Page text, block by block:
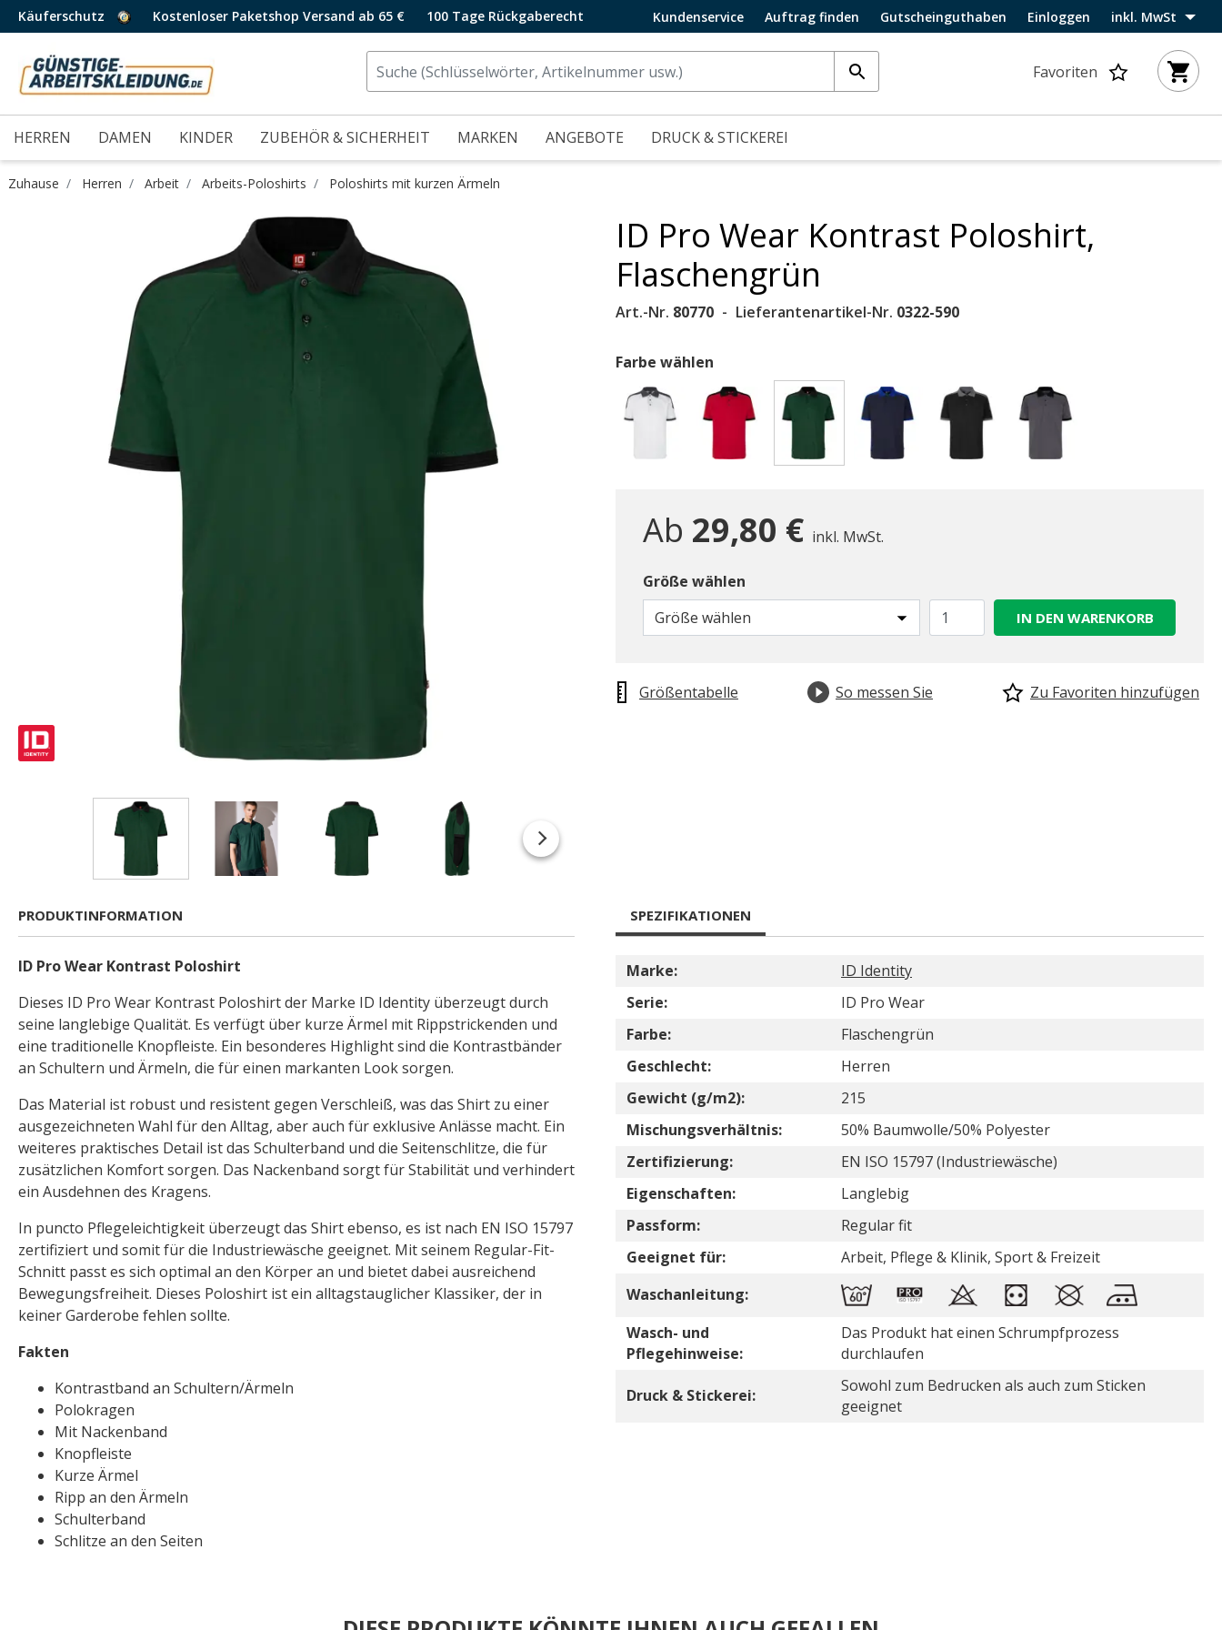
Käuferschutz Kostenloser Paketshop Versand ab 65 € 100 Tage Rückgaberecht Kundenservice Auftrag finden Gutscheinguthaben Einloggen inkl. MwSt
Favoriten
HERREN DAMEN KINDER ZUBEHÖR & SICHERHEIT MARKEN ANGEBOTE DRUCK & STICKEREI
Zuhause Herren Arbeit Arbeits-Poloshirts Poloshirts mit kurzen Ärmeln
ID Pro Wear Kontrast Poloshirt,
Flaschengrün
Art.-Nr. 80770 Lieferantenartikel-Nr. 0322-590
Farbe wählen
Ab 29,80 € inkl. MwSt.
Größe wählen
Größe wählen
IN DEN WARENKORB
Größentabelle So messen Sie Zu Favoriten hinzufügen
PRODUKTINFORMATION
ID Pro Wear Kontrast Poloshirt
Dieses ID Pro Wear Kontrast Poloshirt der Marke ID Identity überzeugt durch
seine langlebige Qualität. Es verfügt über kurze Ärmel mit Rippstrickenden und
eine traditionelle Knopfleiste. Ein besonderes Highlight sind die Kontrastbänder
an Schultern und Ärmeln, die für einen markanten Look sorgen.
Das Material ist robust und resistent gegen Verschleiß, was das Shirt zu einer
ausgezeichneten Wahl für den Alltag, aber auch für exklusive Anlässe macht. Ein
weiteres praktisches Detail ist das Schulterband und die Seitenschlitze, die für
zusätzlichen Komfort sorgen. Das Nackenband sorgt für Stabilität und verhindert
ein Ausdehnen des Kragens.
In puncto Pflegeleichtigkeit überzeugt das Shirt ebenso, es ist nach EN ISO 15797
zertifiziert und somit für die Industriewäsche geeignet. Mit seinem Regular-Fit-
Schnitt passt es sich optimal an den Körper an und bietet dabei ausreichend
Bewegungsfreiheit. Dieses Poloshirt ist ein alltagstauglicher Klassiker, der in
keiner Garderobe fehlen sollte.
Fakten
Kontrastband an Schultern/Ärmeln
Polokragen
Mit Nackenband
Knopfleiste
Kurze Ärmel
Ripp an den Ärmeln
Schulterband
Schlitze an den Seiten
SPEZIFIKATIONEN
Marke:
ID Identity
Serie:
ID Pro Wear
Farbe:
Flaschengrün
Geschlecht:
Herren
Gewicht (g/m2):
215
Mischungsverhältnis:
50% Baumwolle/50% Polyester
Zertifizierung:
EN ISO 15797 (Industriewäsche)
Eigenschaften:
Langlebig
Passform:
Regular fit
Geeignet für:
Arbeit, Pflege & Klinik, Sport & Freizeit
Waschanleitung:
Wasch- und
Pflegehinweise:
Das Produkt hat einen Schrumpfprozess
durchlaufen
Druck & Stickerei:
Sowohl zum Bedrucken als auch zum Sticken
geeignet